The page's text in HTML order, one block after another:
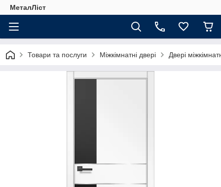
МеталЛіст
Товари та послуги Міжкімнатні двері Двері